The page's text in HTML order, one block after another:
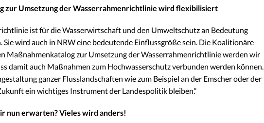
zur Umsetzung der Wasserrahmenrichtlinie wird flexibilisiert
ist für die Wasserwirtschaft und den Umweltschutz an Bedeutung
Sie wird auch in NRW eine bedeutende Einflussgröße sein. Die Koalitionäre
Maßnahmenkatalog zur Umsetzung der Wasserrahmenrichtlinie werden wir
damit auch Maßnahmen zum Hochwasserschutz verbunden werden können.
ganzer Flusslandschaften wie zum Beispiel an der Emscher oder der
ein wichtiges Instrument der Landespolitik bleiben.“
nun erwarten? Vieles wird anders!